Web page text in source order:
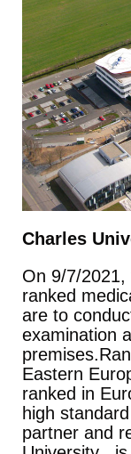
Charles
On 9/7/2021,
ranked
are to
examination
Eastern
ranked in
high
partner and